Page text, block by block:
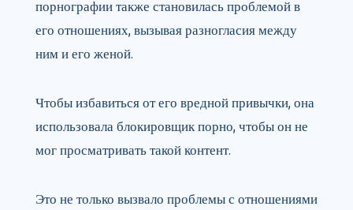
порнографии также становилась проблемой в
его отношениях, вызывая разногласия между
ним и его женой.
Чтобы избавиться от его вредной привычки, она
использовала блокировщик порно, чтобы он не
мог просматривать такой контент.
Это не только вызвало проблемы с отношениями